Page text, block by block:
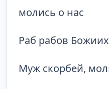
молись о нас
Раб рабов
Муж скорбей,